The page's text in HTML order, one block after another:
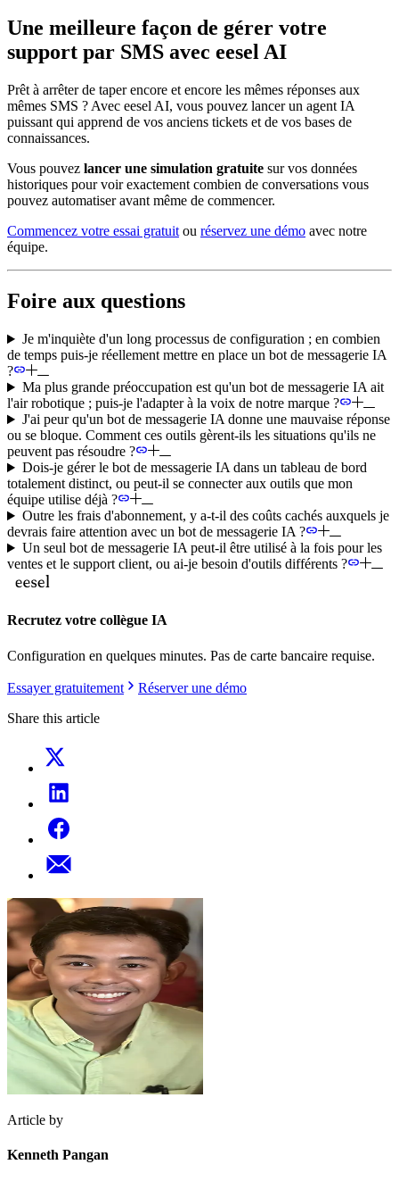
Une meilleure façon de gérer votre
support par SMS avec eesel AI
Prêt à arrêter de taper encore et encore les mêmes réponses aux
mêmes SMS ? Avec eesel AI, vous pouvez lancer un agent IA
puissant qui apprend de vos anciens tickets et de vos bases de
connaissances.
Vous pouvez lancer une simulation gratuite sur vos données
historiques pour voir exactement combien de conversations vous
pouvez automatiser avant même de commencer.
Commencez votre essai gratuit ou réservez une démo avec notre
équipe.
Foire aux questions
Je m'inquiète d'un long processus de configuration ; en combien
de temps puis-je réellement mettre en place un bot de messagerie IA
?
Ma plus grande préoccupation est qu'un bot de messagerie IA ait
l'air robotique ; puis-je l'adapter à la voix de notre marque ?
J'ai peur qu'un bot de messagerie IA donne une mauvaise réponse
ou se bloque. Comment ces outils gèrent-ils les situations qu'ils ne
peuvent pas résoudre ?
Dois-je gérer le bot de messagerie IA dans un tableau de bord
totalement distinct, ou peut-il se connecter aux outils que mon
équipe utilise déjà ?
Outre les frais d'abonnement, y a-t-il des coûts cachés auxquels je
devrais faire attention avec un bot de messagerie IA ?
Un seul bot de messagerie IA peut-il être utilisé à la fois pour les
ventes et le support client, ou ai-je besoin d'outils différents ?
Recrutez votre collègue IA
Configuration en quelques minutes. Pas de carte bancaire requise.
Essayer gratuitement
Réserver une démo
Share this article
Article by
Kenneth Pangan